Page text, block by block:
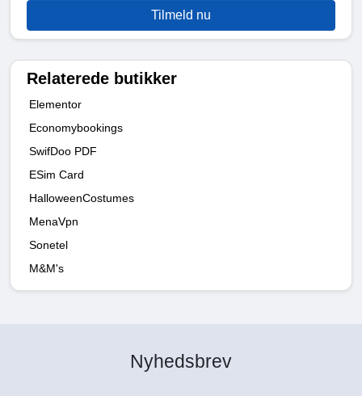
Tilmeld nu
Relaterede butikker
Elementor
Economybookings
SwifDoo PDF
ESim Card
HalloweenCostumes
MenaVpn
Sonetel
M&M's
Nyhedsbrev